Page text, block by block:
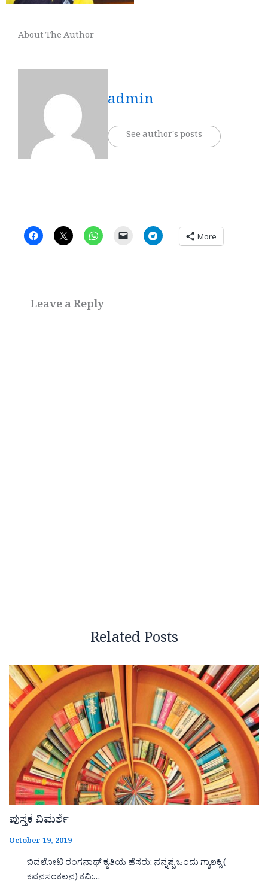
About The Author
admin
See author's posts
More
Leave a Reply
Related Posts
ಪುಸ್ತಕ ವಿಮರ್ಶೆ
October 19, 2019
ಬಿದಲೋಟಿ ರಂಗನಾಥ್ ಕೃತಿಯ ಹೆಸರು: ನನ್ನಪ್ಪ ಒಂದು ಗ್ಯಾಲಕ್ಸಿ (
ಕವನಸಂಕಲನ) ಕವಿ:…